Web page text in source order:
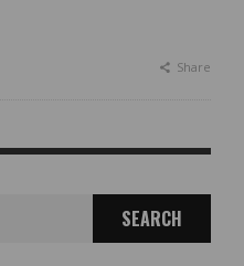
Share